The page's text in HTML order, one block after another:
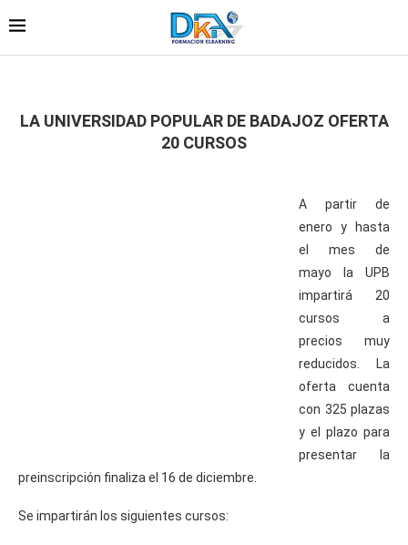
LA UNIVERSIDAD POPULAR DE BADAJOZ OFERTA
20 CURSOS
A partir de
enero y hasta
el mes de
mayo la UPB
impartirá 20
cursos a
precios muy
reducidos. La
oferta cuenta
con 325 plazas
y el plazo para
presentar la
preinscripción finaliza el 16 de diciembre.
Se impartirán los siguientes cursos: